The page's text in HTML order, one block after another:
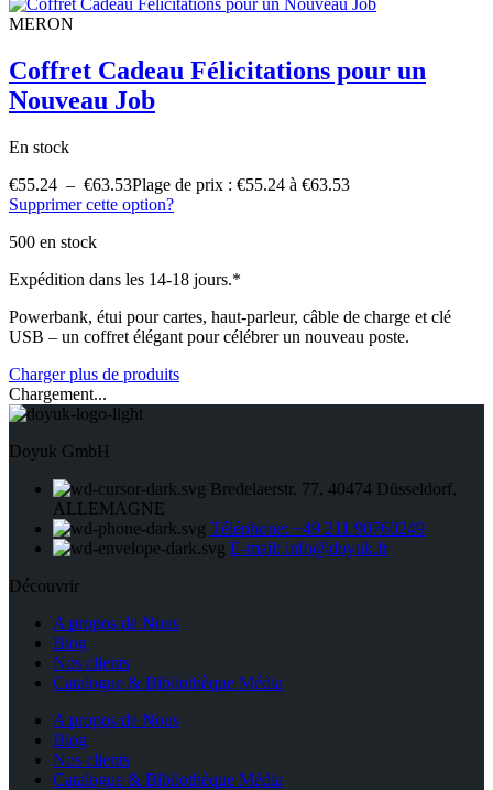
MERON
Coffret Cadeau Félicitations pour un
Nouveau Job
En stock
€55.24 – €63.53Plage de prix : €55.24 à €63.53
Supprimer cette option?
500 en stock
Expédition dans les 14-18 jours.*
Powerbank, étui pour cartes, haut-parleur, câble de charge et clé
USB – un coffret élégant pour célébrer un nouveau poste.
Charger plus de produits
Chargement...
Doyuk GmbH
Bredelaerstr. 77, 40474 Düsseldorf,
ALLEMAGNE
Téléphone: +49 211 90760249
E-mail: info@doyuk.fr
Découvrir
A propos de Nous
Blog
Nos clients
Catalogue & Bibliothèque Média
A propos de Nous
Blog
Nos clients
Catalogue & Bibliothèque Média